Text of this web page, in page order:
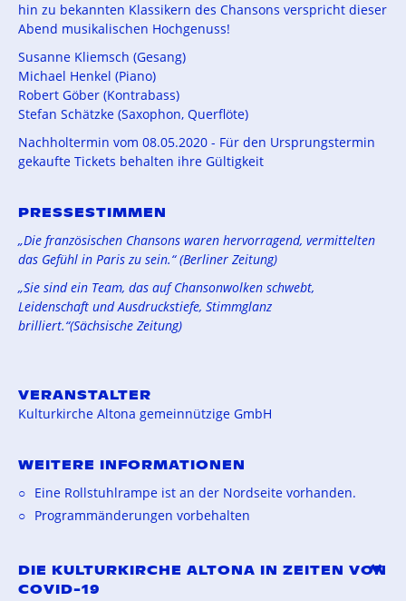
hin zu bekannten Klassikern des Chansons verspricht dieser
Abend musikalischen Hochgenuss!
Susanne Kliemsch (Gesang)
Michael Henkel (Piano)
Robert Göber (Kontrabass)
Stefan Schätzke (Saxophon, Querflöte)
Nachholtermin vom 08.05.2020 - Für den Ursprungstermin
gekaufte Tickets behalten ihre Gültigkeit
PRESSESTIMMEN
„Die französischen Chansons waren hervorragend, vermittelten
das Gefühl in Paris zu sein.“ (Berliner Zeitung)
„Sie sind ein Team, das auf Chansonwolken schwebt,
Leidenschaft und Ausdruckstiefe, Stimmglanz
brilliert.“(Sächsische Zeitung)
VERANSTALTER
Kulturkirche Altona gemeinnützige GmbH
WEITERE INFORMATIONEN
Eine Rollstuhlrampe ist an der Nordseite vorhanden.
Programmänderungen vorbehalten
DIE KULTURKIRCHE ALTONA IN ZEITEN VON
COVID-19